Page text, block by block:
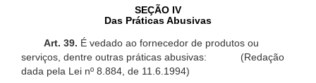
SEÇÃO IV
Das Práticas Abusivas
Art. 39. É vedado ao fornecedor de produtos ou
serviços, dentre outras práticas abusivas: (Redação
dada pela Lei nº 8.884, de 11.6.1994)